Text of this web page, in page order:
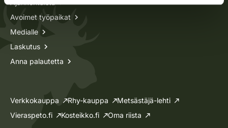
Ajankohtaista
Avoimet työpaikat
Medialle
Laskutus
Anna palautetta
Verkkokauppa Rhy-kauppa
Metsästäjä-lehti
Vieraspeto.fi
Kosteikko.fi Oma riista